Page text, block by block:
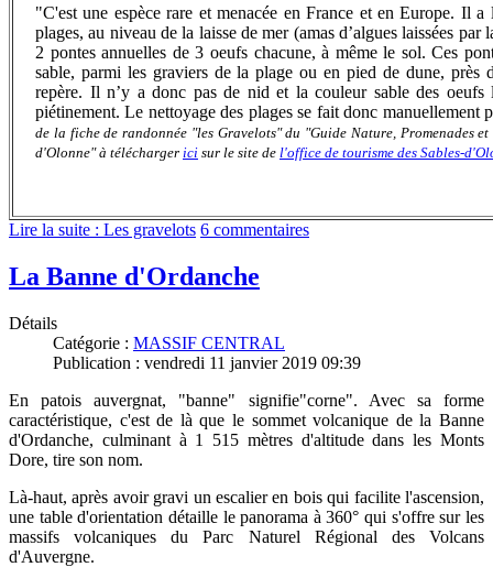
"C'est une espèce rare et menacée en France et en Europe. Il
plages, au niveau de la laisse de mer (amas d’algues laissées
2 pontes annuelles de 3 oeufs chacune, à même le sol. Ces
sable, parmi les graviers de la plage ou en pied de dune, près
repère. Il n’y a donc pas de nid et la couleur sable des oeufs
piétinement. Le nettoyage des plages se fait donc manuellement
de la fiche de randonnée "les Gravelots" du "Guide Nature, Promenades
d'Olonne" à télécharger ici sur le site de l'office de tourisme des Sables-
Lire la suite : Les gravelots 6 commentaires
La Banne d'Ordanche
Détails
Catégorie : MASSIF CENTRAL
Publication : vendredi 11 janvier 2019 09:39
En patois auvergnat, "banne" signifie"corne". Avec sa forme
caractéristique, c'est de là que le sommet volcanique de la Banne
d'Ordanche, culminant à 1 515 mètres d'altitude dans les Monts
Dore, tire son nom.
Là-haut, après avoir gravi un escalier en bois qui facilite l'ascension,
une table d'orientation détaille le panorama à 360° qui s'offre sur les
massifs volcaniques du Parc Naturel Régional des Volcans
d'Auvergne.